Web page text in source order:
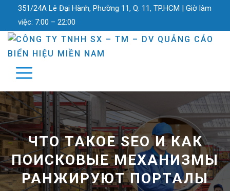
351/24A Lê Đại Hành, Phường 11, Q. 11, TP.HCM | Giờ làm
việc: 7:00 – 22:00
ЧТО ТАКОЕ SEO И КАК
ПОИСКОВЫЕ МЕХАНИЗМЫ
РАНЖИРУЮТ ПОРТАЛЫ